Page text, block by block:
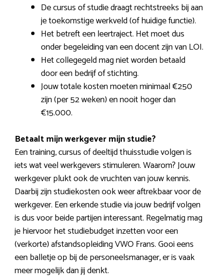
De cursus of studie draagt rechtstreeks bij aan
je toekomstige werkveld (of huidige functie).
Het betreft een leertraject. Het moet dus
onder begeleiding van een docent zijn van LOI.
Het collegegeld mag niet worden betaald
door een bedrijf of stichting.
Jouw totale kosten moeten minimaal €250
zijn (per 52 weken) en nooit hoger dan
€15.000.
Betaalt mijn werkgever mijn studie?
Een training, cursus of deeltijd thuisstudie volgen is
iets wat veel werkgevers stimuleren. Waarom? Jouw
werkgever plukt ook de vruchten van jouw kennis.
Daarbij zijn studiekosten ook weer aftrekbaar voor de
werkgever. Een erkende studie via jouw bedrijf volgen
is dus voor beide partijen interessant. Regelmatig mag
je hiervoor het studiebudget inzetten voor een
(verkorte) afstandsopleiding VWO Frans. Gooi eens
een balletje op bij de personeelsmanager, er is vaak
meer mogelijk dan jij denkt.